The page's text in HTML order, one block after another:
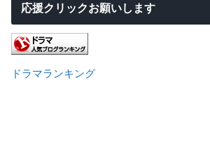
応援クリックお願いします
ドラマランキング